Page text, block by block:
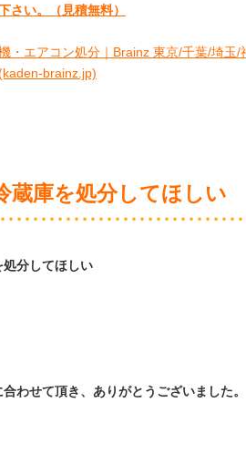
さい。 （見積無料）
・エアコン処分｜Brainz 東京/千葉/埼玉/
brainz.jp)
蔵庫を処分してほしい
分してほしい
わせて頂き、ありがとうございました。